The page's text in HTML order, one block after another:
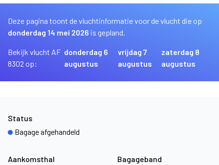
Deze pagina toont de vluchtinformatie voor de vlucht die op
donderdag 14 mei 2026 is gepland.
Bekijk vlucht AF
8302 op:
donderdag 6
augustus
vrijdag 7
augustus
zaterdag 8
augustus
Aankomsthal Bagageband
Status
Bagage afgehandeld